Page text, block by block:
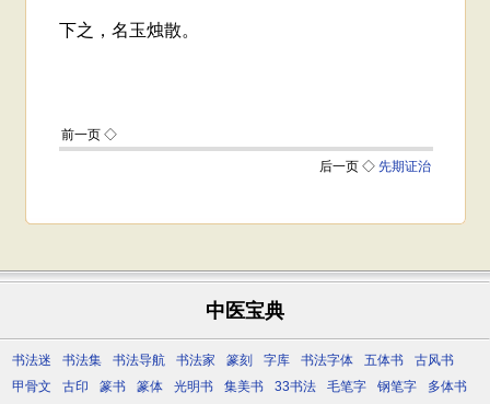
中医宝典
书法迷 书法集 书法导航 书法家 篆刻 字库 书法字体 五体书
古风书
甲骨文
古印 篆书 篆体 光明书 集美书 33书法 毛笔字 钢笔字
多体书